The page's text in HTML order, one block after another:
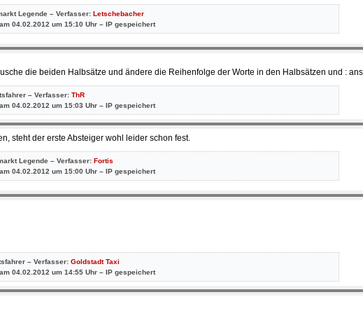
Legende – Verfasser: Letschebacher
04.02.2012 um 15:10 Uhr – IP gespeichert
die beiden Halbsätze und ändere die Reihenfolge der Worte in den Halbsätzen und :
– Verfasser: ThR
04.02.2012 um 15:03 Uhr – IP gespeichert
steht der erste Absteiger wohl leider schon fest.
Legende – Verfasser: Fortis
04.02.2012 um 15:00 Uhr – IP gespeichert
– Verfasser: Goldstadt Taxi
04.02.2012 um 14:55 Uhr – IP gespeichert